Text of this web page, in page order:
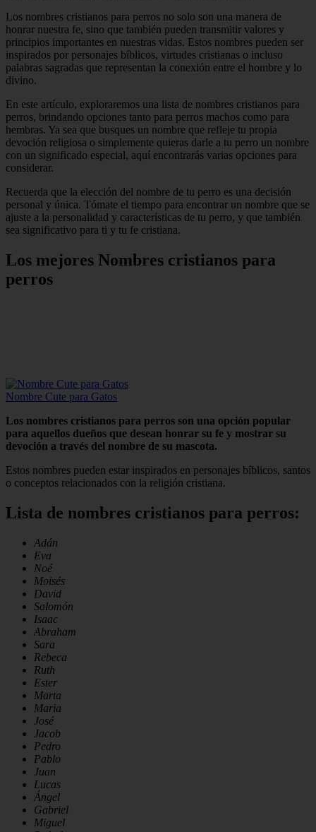
Los nombres cristianos para perros no solo son una manera de
honrar nuestra fe, sino que también pueden transmitir valores y
principios importantes en nuestras vidas. Estos nombres pueden ser
inspirados por personajes bíblicos, virtudes cristianas o incluso
palabras sagradas que representan la conexión entre el hombre y lo
divino.
En este artículo, exploraremos una lista de nombres cristianos para
perros, brindando opciones tanto para perros machos como para
hembras. Ya sea que busques un nombre que refleje tu propia
devoción religiosa o simplemente quieras darle a tu perro un nombre
con un significado especial, aquí encontrarás varias opciones para
considerar.
Recuerda que la elección del nombre de tu perro es una decisión
personal y única. Tómate el tiempo para encontrar un nombre que se
ajuste a la personalidad y características de tu perro, y que también
sea significativo para ti y tu fe cristiana.
Los mejores Nombres cristianos para
perros
Nombre Cute para Gatos
Los nombres cristianos para perros son una opción popular
para aquellos dueños que desean honrar su fe y mostrar su
devoción a través del nombre de su mascota.
Estos nombres pueden estar inspirados en personajes bíblicos, santos
o conceptos relacionados con la religión cristiana.
Lista de nombres cristianos para perros:
Adán
Eva
Noé
Moisés
David
Salomón
Isaac
Abraham
Sara
Rebeca
Ruth
Ester
Marta
Maria
José
Jacob
Pedro
Pablo
Juan
Lucas
Ángel
Gabriel
Miguel